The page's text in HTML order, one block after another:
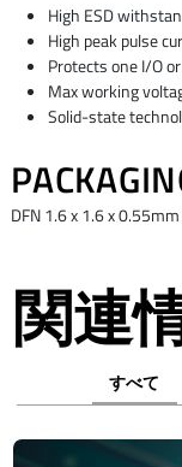
High ESD
High peak pulse
Protects one I/O
Max working
Solid-state
DFN 1.6 x 1.6 x
関連
すべて